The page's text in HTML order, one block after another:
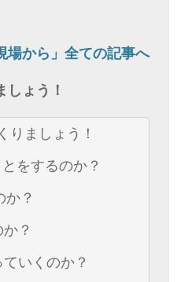
場から」全ての記事へ
しょう！
りましょう！
をするのか？
か？
？
いくのか？